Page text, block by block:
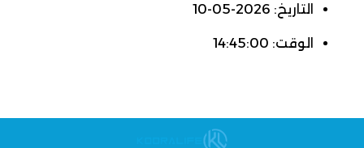
التاريخ: 2026-05-10
الوقت: 14:45:00